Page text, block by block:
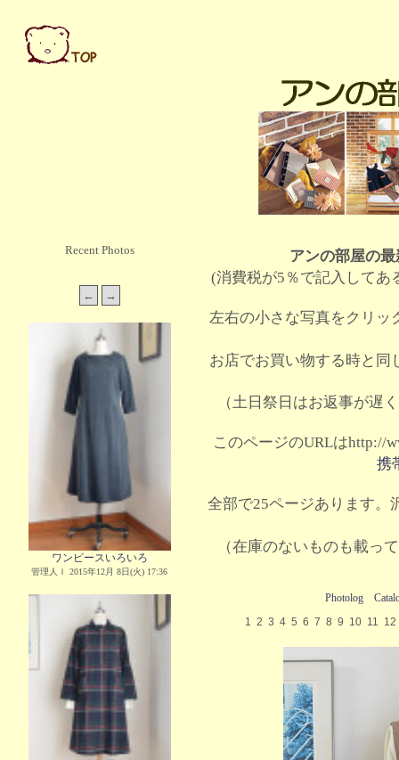
Recent Photos
ワンピースいろいろ
管理人Ｉ 2015年12月 8日(火) 17:36
アンの部屋の
(消費税が5％で記入してあ
左右の小さな写真をクリッ
お店でお買い物する時と同
（土日祭日はお返事が遅
このページのURLはhttp://
携
全部で25ページあります。
（在庫のないものも載っ
Photolog
1 2 3 4 5 6 7 8 9 10 11 12